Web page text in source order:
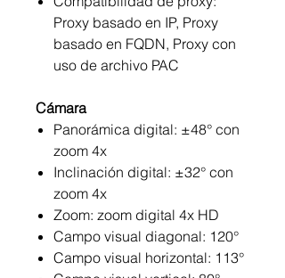
Proxy basado en IP, Proxy
basado en FQDN, Proxy con
uso de archivo PAC
Cámara
Panorámica digital: ±48° con
zoom 4x
Inclinación digital: ±32° con
zoom 4x
Zoom: zoom digital 4x HD
Campo visual diagonal: 120°
Campo visual horizontal: 113°